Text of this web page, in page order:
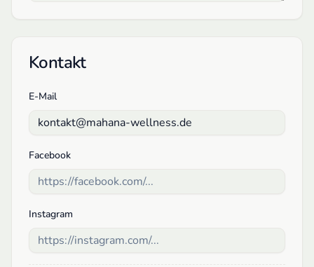
Kontakt
E-Mail
Facebook
Instagram